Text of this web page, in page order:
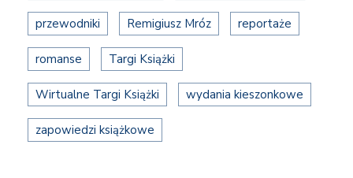
przewodniki Remigiusz Mróz reportaże
romanse Targi Książki
Wirtualne Targi Książki wydania kieszonkowe
zapowiedzi książkowe